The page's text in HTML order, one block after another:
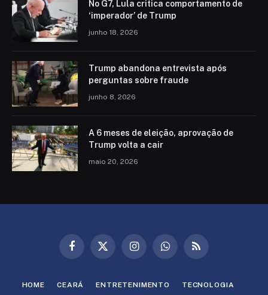
No G7, Lula critica comportamento de
‘imperador’ de Trump
junho 18, 2026
Trump abandona entrevista após
perguntas sobre fraude
junho 8, 2026
A 6 meses de eleição, aprovação de
Trump volta a cair
maio 20, 2026
Facebook
X
InstagramWhatsAppRSS
HOME CEARÁ ENTRETENIMENTO TECNOLOGIA